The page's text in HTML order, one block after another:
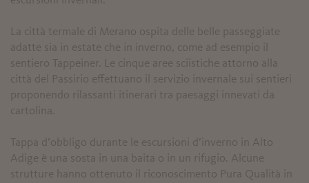
La città termale di Merano ospita delle belle passeggiate
adatte sia in estate che in inverno, come ad esempio il
sentiero Tappeiner. Le cinque aree sciistiche attorno alla
città del Passirio effettuano il servizio invernale sui sentieri
proponendo rilassanti itinerari tra paesaggi innevati da
cartolina.
Tappa d’obbligo durante le escursioni d’inverno in Alto
Adige è una sosta in una baita o in un rifugio. Alcune
strutture hanno ottenuto il riconoscimento Pura Qualità in